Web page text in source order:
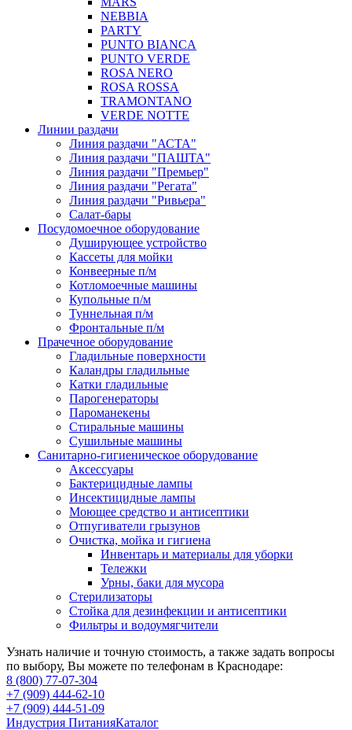
NEBBIA
PARTY
PUNTO BIANCA
PUNTO VERDE
ROSA NERO
ROSA ROSSA
TRAMONTANO
VERDE NOTTE
Линии раздачи
Линия раздачи "АСТА"
Линия раздачи "ПАШТА"
Линия раздачи "Премьер"
Линия раздачи "Регата"
Линия раздачи "Ривьера"
Салат-бары
Посудомоечное оборудование
Душирующее устройство
Кассеты для мойки
Конвеерные п/м
Котломоечные машины
Купольные п/м
Туннельная п/м
Фронтальные п/м
Прачечное оборудование
Гладильные поверхности
Каландры гладильные
Катки гладильные
Парогенераторы
Пароманекены
Стиральные машины
Сушильные машины
Санитарно-гигиеническое оборудование
Аксессуары
Бактерицидные лампы
Инсектицидные лампы
Моющее средство и антисептики
Отпугиватели грызунов
Очистка, мойка и гигиена
Инвентарь и материалы для уборки
Тележки
Урны, баки для мусора
Стерилизаторы
Стойка для дезинфекции и антисептики
Фильтры и водоумягчители
Узнать наличие и точную стоимость, а также задать вопросы
по выбору, Вы можете по телефонам в Краснодаре:
8 (800) 77-07-304
+7 (909) 444-62-10
+7 (909) 444-51-09
Индустрия ПитанияКаталог